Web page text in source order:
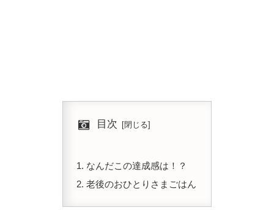
目次
なんだこの達成感は！？
老後のおひとりさまごはん